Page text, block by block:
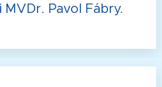
MVDr. Pavol Fábry.